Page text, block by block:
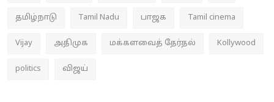
தமிழ்நாடு Tamil Nadu பாஜக Tamil cinema
Vijay அதிமுக மக்களவைத் தேர்தல் Kollywood
politics விஜய்